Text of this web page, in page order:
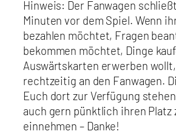
Hinweis: Der Fanwagen
Minuten vor dem Spiel. Wenn
bezahlen möchtet, Fragen
bekommen möchtet, Dinge
Auswärtskarten erwerben
rechtzeitig an den Fanwagen.
Euch dort zur Verfügung
auch gern pünktlich ihren Platz
einnehmen – Danke!